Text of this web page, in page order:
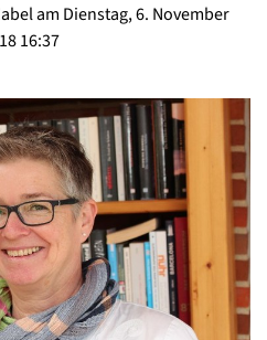
am Dienstag, 6. November
16:37